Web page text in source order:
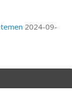
2024-09-